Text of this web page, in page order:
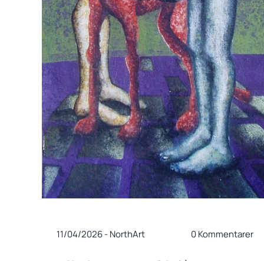
11/04/2026-NorthArt 0 Kommentarer